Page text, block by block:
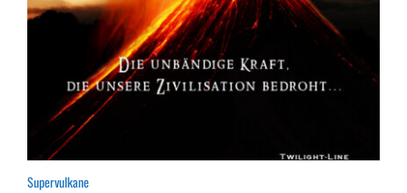
Supervulkane